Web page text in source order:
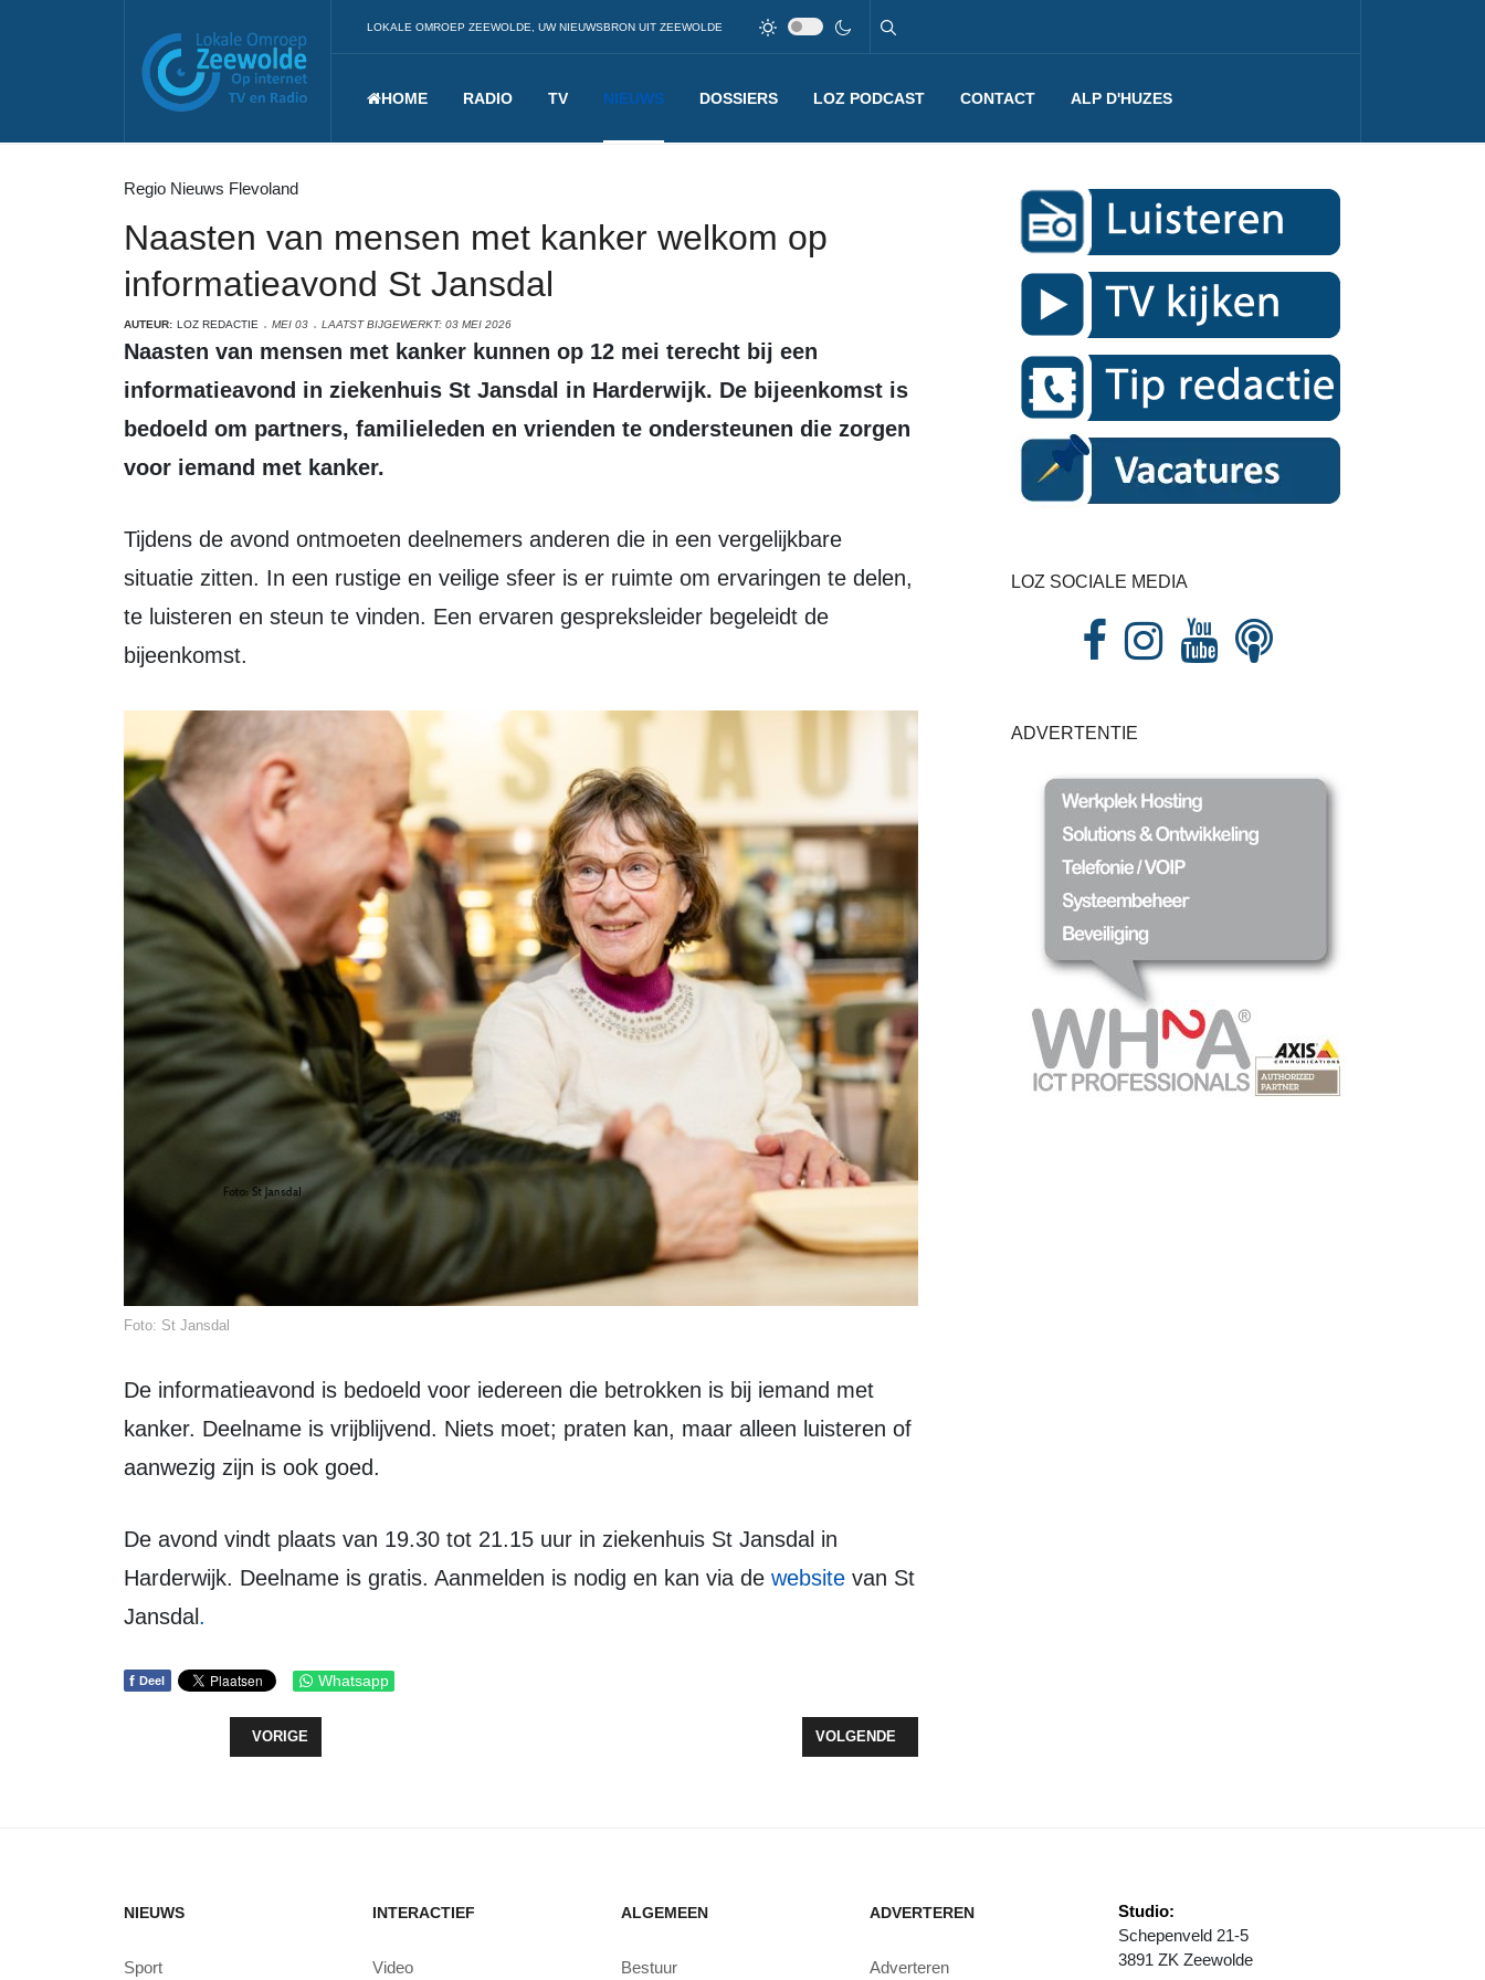
LOKALE OMROEP ZEEWOLDE, UW NIEUWSBRON UIT ZEEWOLDE
HOME RADIO TV NIEUWS DOSSIERS LOZ PODCAST CONTACT ALP D'HUZES
Regio Nieuws Flevoland
Naasten van mensen met kanker welkom op
informatieavond St Jansdal
AUTEUR: LOZ REDACTIE MEI 03 LAATST BIJGEWERKT: 03 MEI 2026
Naasten van mensen met kanker kunnen op 12 mei terecht bij een
informatieavond in ziekenhuis St Jansdal in Harderwijk. De bijeenkomst is
bedoeld om partners, familieleden en vrienden te ondersteunen die zorgen
voor iemand met kanker.
Tijdens de avond ontmoeten deelnemers anderen die in een vergelijkbare
situatie zitten. In een rustige en veilige sfeer is er ruimte om ervaringen te delen,
te luisteren en steun te vinden. Een ervaren gespreksleider begeleidt de
bijeenkomst.
Foto: St Jansdal
De informatieavond is bedoeld voor iedereen die betrokken is bij iemand met
kanker. Deelname is vrijblijvend. Niets moet; praten kan, maar alleen luisteren of
aanwezig zijn is ook goed.
De avond vindt plaats van 19.30 tot 21.15 uur in ziekenhuis St Jansdal in
Harderwijk. Deelname is gratis. Aanmelden is nodig en kan via de website van St
Jansdal .
f Deel Whatsapp
VORIG ARTIKEL: HARRY DE JONGE: DE TWEEDE WERELDOORLOG IS VOORBIJ MAAR ANGST EN UITSLUITING NIET
VORIGE VOLGENDE ARTIKEL: BRANDWEER GEEFT SEIN BRAND MEESTER BIJ NATUURBRAND ’T
VOLGENDE
LOZ SOCIALE MEDIA
ADVERTENTIE
NIEUWS
Sport
INTERACTIEF
Video
ALGEMEEN
Bestuur
ADVERTEREN
Adverteren
Studio:
Schepenveld 21-5
3891 ZK Zeewolde